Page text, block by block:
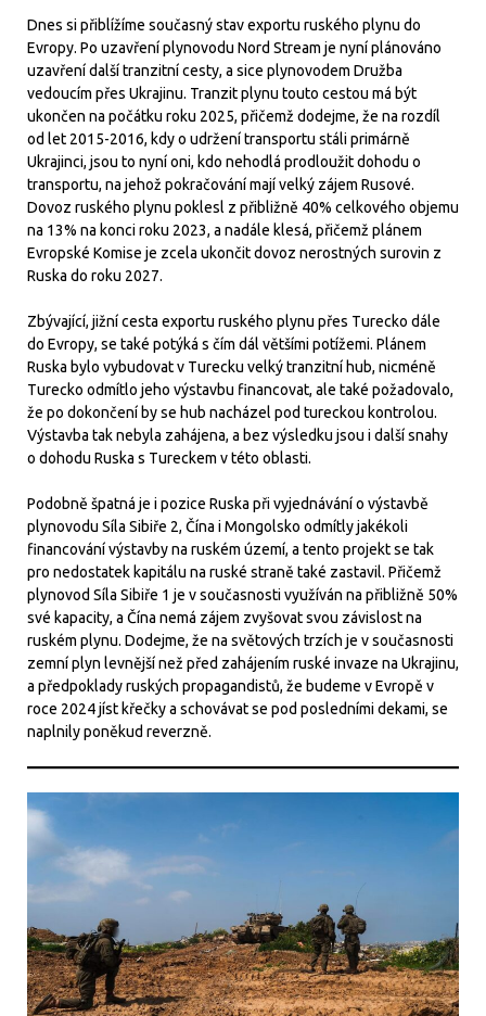
Dnes si přiblížíme současný stav exportu ruského plynu do
Evropy. Po uzavření plynovodu Nord Stream je nyní plánováno
uzavření další tranzitní cesty, a sice plynovodem Družba
vedoucím přes Ukrajinu. Tranzit plynu touto cestou má být
ukončen na počátku roku 2025, přičemž dodejme, že na rozdíl
od let 2015-2016, kdy o udržení transportu stáli primárně
Ukrajinci, jsou to nyní oni, kdo nehodlá prodloužit dohodu o
transportu, na jehož pokračování mají velký zájem Rusové.
Dovoz ruského plynu poklesl z přibližně 40% celkového objemu
na 13% na konci roku 2023, a nadále klesá, přičemž plánem
Evropské Komise je zcela ukončit dovoz nerostných surovin z
Ruska do roku 2027.
Zbývající, jižní cesta exportu ruského plynu přes Turecko dále
do Evropy, se také potýká s čím dál většími potížemi. Plánem
Ruska bylo vybudovat v Turecku velký tranzitní hub, nicméně
Turecko odmítlo jeho výstavbu financovat, ale také požadovalo,
že po dokončení by se hub nacházel pod tureckou kontrolou.
Výstavba tak nebyla zahájena, a bez výsledku jsou i další snahy
o dohodu Ruska s Tureckem v této oblasti.
Podobně špatná je i pozice Ruska při vyjednávání o výstavbě
plynovodu Síla Sibiře 2, Čína i Mongolsko odmítly jakékoli
financování výstavby na ruském území, a tento projekt se tak
pro nedostatek kapitálu na ruské straně také zastavil. Přičemž
plynovod Síla Sibiře 1 je v současnosti využíván na přibližně 50%
své kapacity, a Čína nemá zájem zvyšovat svou závislost na
ruském plynu. Dodejme, že na světových trzích je v současnosti
zemní plyn levnější než před zahájením ruské invaze na Ukrajinu,
a předpoklady ruských propagandistů, že budeme v Evropě v
roce 2024 jíst křečky a schovávat se pod posledními dekami, se
naplnily poněkud reverzně.